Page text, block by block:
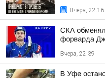
Вчера, 22:16
СКА
форварда
Вчера, 22:39
В Уфе